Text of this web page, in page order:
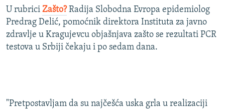
U rubrici Zašto?Radija Slobodna Evropa epidemiolog
Predrag Delić, pomoćnik direktora Instituta za javno
zdravlje u Kragujevcu objašnjava zašto se rezultati PCR
testova u Srbiji čekaju i po sedam dana.
"Pretpostavljam da su najčešća uska grla u realizaciji